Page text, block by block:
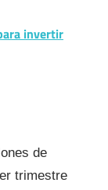
invertir
de
trimestre